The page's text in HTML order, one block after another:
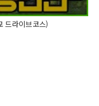
드라이브코스)